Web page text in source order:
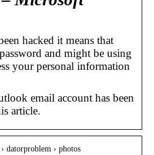
hacked it means that
and might be using
your personal information
email account has been
article.
datorproblem › photos